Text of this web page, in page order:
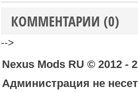
КОММЕНТАРИИ (0)
-->
Nexus Mods RU © 2012 -
Администрация не